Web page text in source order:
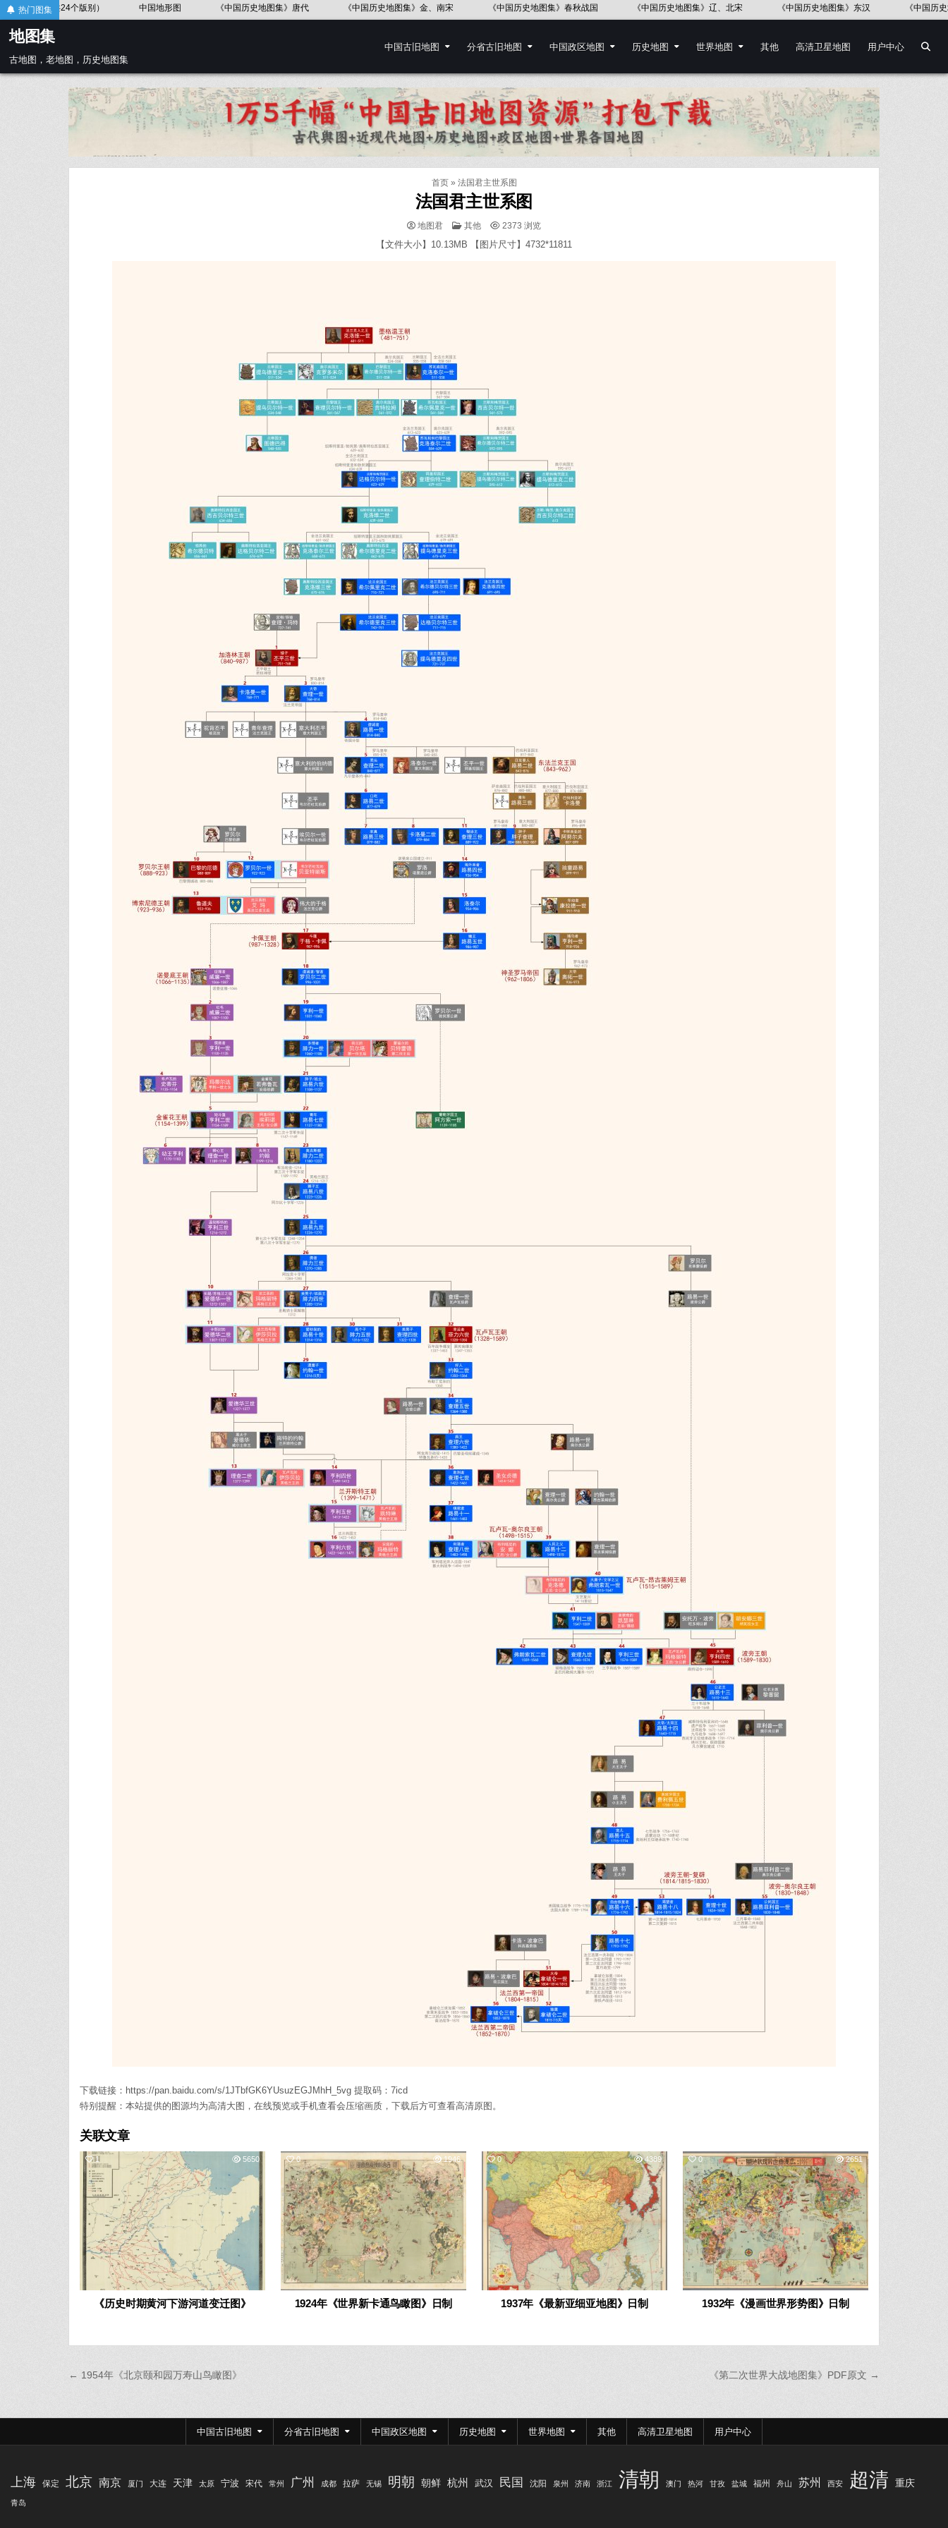
Skip
to
content
热门图集
国地形图 《中国历史地图集》唐代 《中国历史地图集》金、南宋 《中国历史地图集》春秋战国 《中国历史地图集》辽、北宋 《中国历史地图集》东汉 《中国历史地图集》五代十国 中国地图
地图集
古地图，老地图，历史地图集
中国古旧地图 分省古旧地图 中国政区地图 历史地图 世界地图 其他 高清卫星地图 用户中心
首页» 法国君主世系图
法国君主世系图
地图君
POSTED
其他 2373 浏览
【文件大小】10.13MB 【图片尺寸】4732*11811
下载链接：https://pan.baidu.com/s/1JTbfGK6YUsuzEGJMhH_5vg 提取码：7icd
特别提醒：本站提供的图源均为高清大图，在线预览或手机查看会压缩画质，下载后方可查看高清原图。
关联文章
1 5650
《历史时期黄河下游河道变迁图》
0 1946
1924年《世界新卡通鸟瞰图》日制
0 4389
1937年《最新亚细亚地图》日制
0 2651
1932年《漫画世界形势图》日制
文
导
《第二次世界大战地图集》PDF原文 →
← 1954年《北京颐和园万寿山鸟瞰图》
中国古旧地图 分省古旧地图 中国政区地图 历史地图 世界地图 其他 高清卫星地图 用户中心
上海 保定 北京 南京 厦门 大连 天津 太原 宁波 宋代 常州 广州 成都 拉萨 无锡 明朝 朝鲜 杭州 武汉 民国 沈阳 泉州 济南 浙江 清朝 澳门 热河 甘孜 盐城 福州 舟山 苏州 西安 超清 重庆
青岛